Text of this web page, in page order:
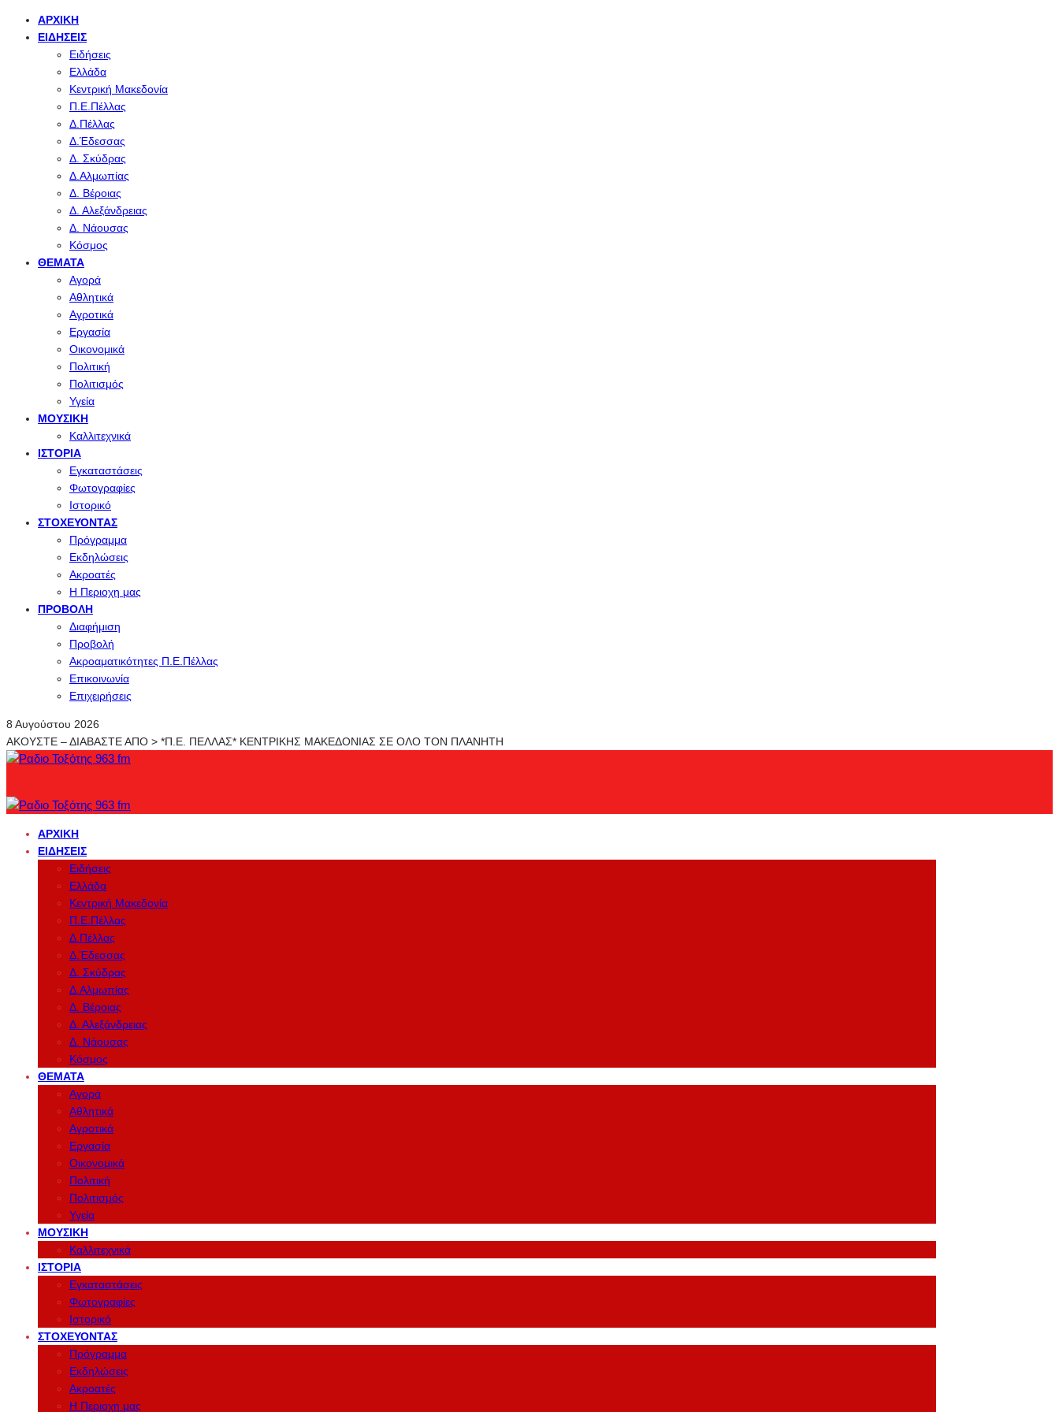
ΑΡΧΙΚΉ
ΕΙΔΉΣΕΙΣ
Ειδήσεις
Ελλάδα
Κεντρική Μακεδονία
Π.Ε.Πέλλας
Δ.Πέλλας
Δ.Έδεσσας
Δ. Σκύδρας
Δ.Αλμωπίας
Δ. Βέροιας
Δ. Αλεξάνδρειας
Δ. Νάουσας
Κόσμος
ΘΈΜΑΤΑ
Αγορά
Αθλητικά
Αγροτικά
Εργασία
Οικονομικά
Πολιτική
Πολιτισμός
Υγεία
ΜΟΥΣΙΚΉ
Καλλιτεχνικά
ΙΣΤΟΡΊΑ
Εγκαταστάσεις
Φωτογραφίες
Ιστορικό
ΣΤΟΧΕΎΟΝΤΑΣ
Πρόγραμμα
Εκδηλώσεις
Ακροατές
Η Περιοχη μας
ΠΡΟΒΟΛΉ
Διαφήμιση
Προβολή
Ακροαματικότητες Π.Ε.Πέλλας
Επικοινωνία
Επιχειρήσεις
8 Αυγούστου 2026
ΑΚΟΥΣΤΕ – ΔΙΑΒΑΣΤΕ ΑΠΟ > *Π.Ε. ΠΕΛΛΑΣ* ΚΕΝΤΡΙΚΗΣ ΜΑΚΕΔΟΝΙΑΣ ΣΕ ΟΛΟ ΤΟΝ ΠΛΑΝΗΤΗ
ΑΡΧΙΚΉ
ΕΙΔΉΣΕΙΣ
Ειδήσεις
Ελλάδα
Κεντρική Μακεδονία
Π.Ε.Πέλλας
Δ.Πέλλας
Δ.Έδεσσας
Δ. Σκύδρας
Δ.Αλμωπίας
Δ. Βέροιας
Δ. Αλεξάνδρειας
Δ. Νάουσας
Κόσμος
ΘΈΜΑΤΑ
Αγορά
Αθλητικά
Αγροτικά
Εργασία
Οικονομικά
Πολιτική
Πολιτισμός
Υγεία
ΜΟΥΣΙΚΉ
Καλλιτεχνικά
ΙΣΤΟΡΊΑ
Εγκαταστάσεις
Φωτογραφίες
Ιστορικό
ΣΤΟΧΕΎΟΝΤΑΣ
Πρόγραμμα
Εκδηλώσεις
Ακροατές
Η Περιοχη μας